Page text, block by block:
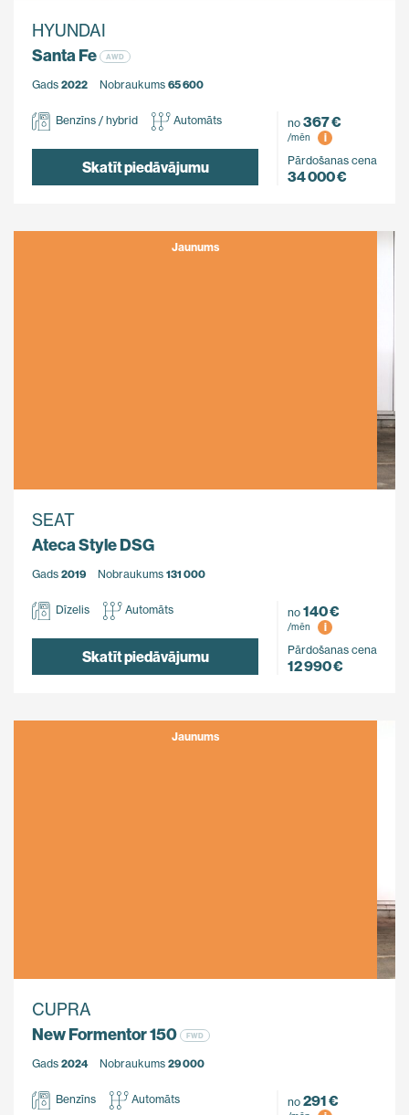
HYUNDAI
Santa Fe
AWD
Gads 2022 Nobraukums 65 600
Benzīns / hybrid Automāts
Skatīt piedāvājumu
no 367 €
/mēn
i
Pārdošanas cena
34 000 €
Jaunums
SEAT
Ateca Style DSG
Gads 2019 Nobraukums 131 000
Dīzelis Automāts
Skatīt piedāvājumu
no 140 €
/mēn
i
Pārdošanas cena
12 990 €
Jaunums
CUPRA
New Formentor 150
FWD
Gads 2024 Nobraukums 29 000
Benzīns Automāts no 291 €